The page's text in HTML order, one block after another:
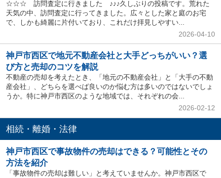
☆☆☆ 訪問査定に行きました ♪♪♪久しぶりの投稿です。荒れた
天気の中、訪問査定に行ってきました。広々とした家と庭のお宅
で、しかも綺麗に片付いており、これだけ拝見しやすい...
2026-04-10
神戸市西区で地元不動産会社と大手どっちがいい？選
び方と売却のコツを解説
不動産の売却を考えたとき、「地元の不動産会社」と「大手の不動
産会社」、どちらを選べば良いのか悩む方は多いのではないでしょ
うか。特に神戸市西区のような地域では、それぞれの会...
2026-02-12
相続・離婚・法律
神戸市西区で事故物件の売却はできる？可能性とその
方法を紹介
「事故物件の売却は難しい」と考えていませんか。神戸市西区で